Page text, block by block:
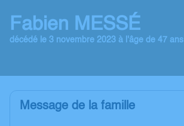
Fabien MESSÉ
décédé le 3 novembre 2023 à l'âge de 47 ans
Message de la famille